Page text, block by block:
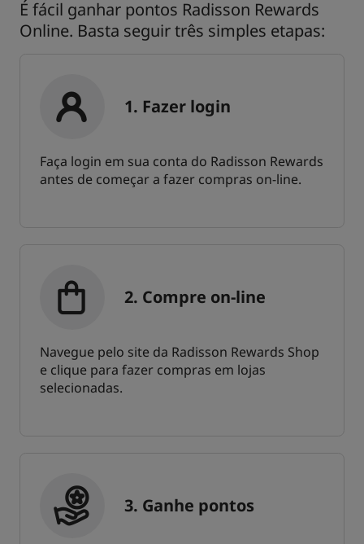
É fácil ganhar pontos Radisson Rewards
Online. Basta seguir três simples etapas:
1. Fazer login
Faça login em sua conta do Radisson Rewards
antes de começar a fazer compras on-line.
2. Compre on-line
Navegue pelo site da Radisson Rewards Shop
e clique para fazer compras em lojas
selecionadas.
3. Ganhe pontos